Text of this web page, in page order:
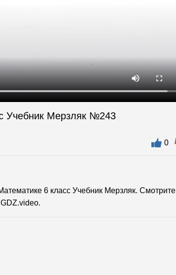
Учебник Мерзляк №243
0
6 класс Учебник Мерзляк. Смотрите